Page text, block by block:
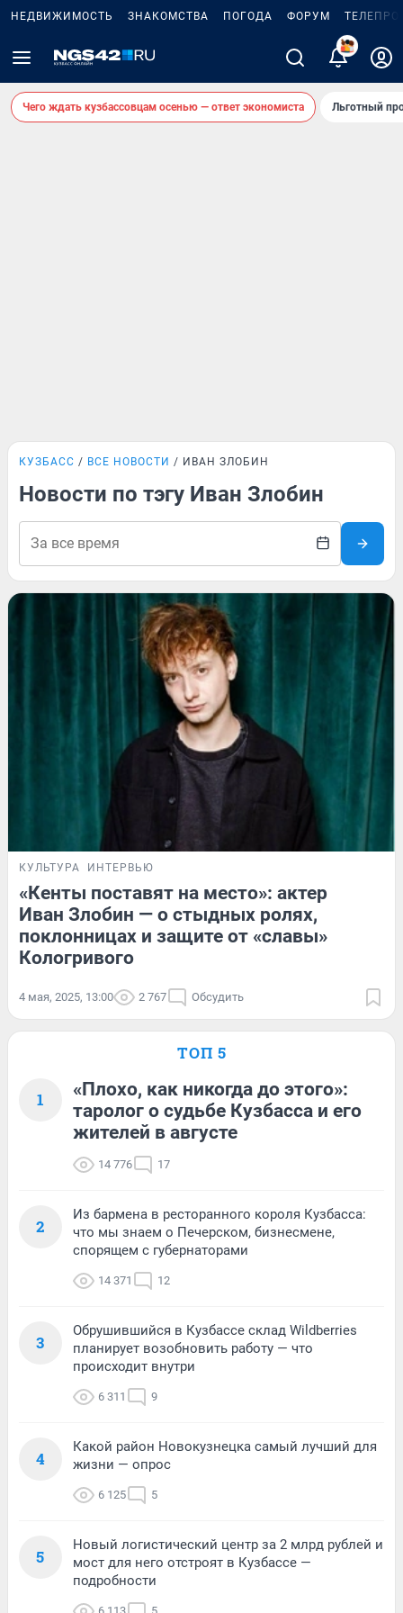
НЕДВИЖИМОСТЬ ЗНАКОМСТВА ПОГОДА ФОРУМ
Чего ждать кузбассовцам осенью — ответ экономиста Льготный
КУЗБАСС ВСЕ НОВОСТИ ИВАН ЗЛОБИН
Новости по тэгу Иван Злобин
КУЛЬТУРА ИНТЕРВЬЮ
«Кенты поставят на место»: актер
Иван Злобин — о стыдных ролях,
поклонницах и защите от «славы»
Кологривого
4 мая, 2025, 13:00 2 767 Обсудить
ТОП 5
1
«Плохо, как никогда до этого»:
таролог о судьбе Кузбасса и его
жителей в августе
14 776 17
2
Из бармена в ресторанного короля Кузбасса:
что мы знаем о Печерском, бизнесмене,
спорящем с губернаторами
14 371 12
3
Обрушившийся в Кузбассе склад Wildberries
планирует возобновить работу — что
происходит внутри
6 311 9
4
Какой район Новокузнецка самый лучший для
жизни — опрос
6 125 5
5
Новый логистический центр за 2 млрд рублей и
мост для него отстроят в Кузбассе —
подробности